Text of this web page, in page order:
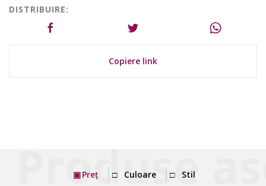
DISTRIBUIRE:
Copiere link
Preț Culoare Stil